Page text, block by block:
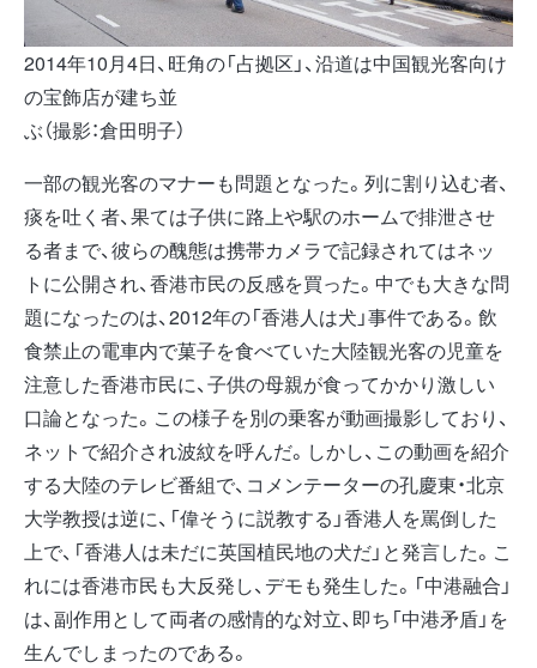
2014年10月4日、旺角の「占拠区」、沿道は中国観光客向け
の宝飾店が建ち並
ぶ（撮影：倉田明子）
一部の観光客のマナーも問題となった。列に割り込む者、
痰を吐く者、果ては子供に路上や駅のホームで排泄させ
る者まで、彼らの醜態は携帯カメラで記録されてはネッ
トに公開され、香港市民の反感を買った。中でも大きな問
題になったのは、2012年の「香港人は犬」事件である。飲
食禁止の電車内で菓子を食べていた大陸観光客の児童を
注意した香港市民に、子供の母親が食ってかかり激しい
口論となった。この様子を別の乗客が動画撮影しており、
ネットで紹介され波紋を呼んだ。しかし、この動画を紹介
する大陸のテレビ番組で、コメンテーターの孔慶東・北京
大学教授は逆に、「偉そうに説教する」香港人を罵倒した
上で、「香港人は未だに英国植民地の犬だ」と発言した。こ
れには香港市民も大反発し、デモも発生した。「中港融合」
は、副作用として両者の感情的な対立、即ち「中港矛盾」を
生んでしまったのである。